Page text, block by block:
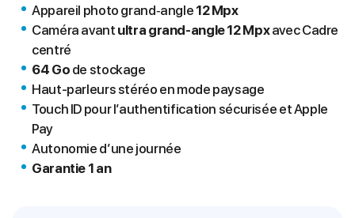
Appareil photo grand‐angle 12 Mpx
Caméra avant ultra grand-angle 12 Mpxavec Cadre
centré
64 Go de stockage
Haut-parleurs stéréo en mode paysage
Touch ID pour l’authentification sécurisée et Apple
Pay
Autonomie d’une journée
Garantie 1 an